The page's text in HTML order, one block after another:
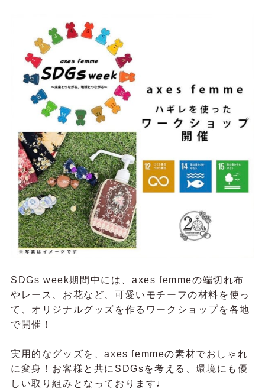
SDGs week期間中には、axes femmeの端切れ布
やレース、お花など、可愛いモチーフの材料を使っ
て、オリジナルグッズを作るワークショップを各地
で開催！
実用的なグッズを、axes femmeの素材でおしゃれ
に変身！お客様と共にSDGsを考える、環境にも優
しい取り組みとなっております♩